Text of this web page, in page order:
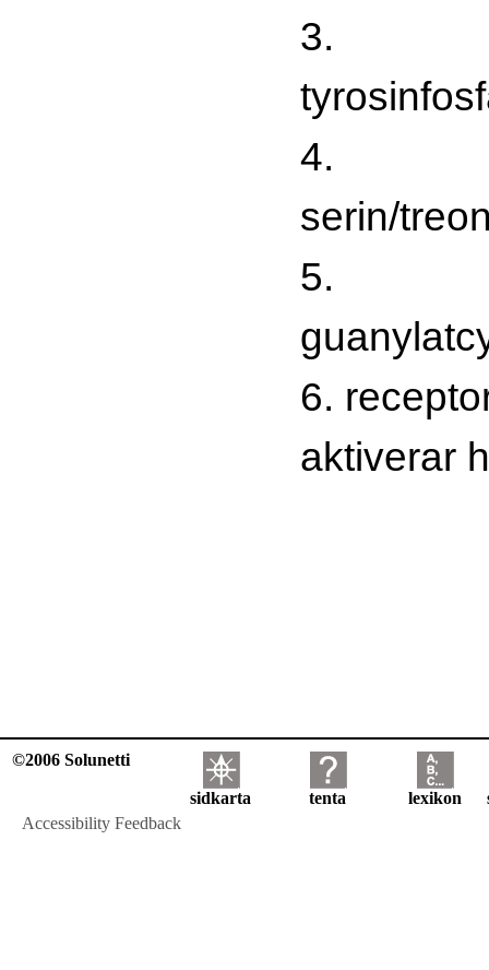
3.
4.
serin/
5.
6.
aktiverar
©2006 Solunetti
sidkarta tenta lexikon
Accessibility Feedback